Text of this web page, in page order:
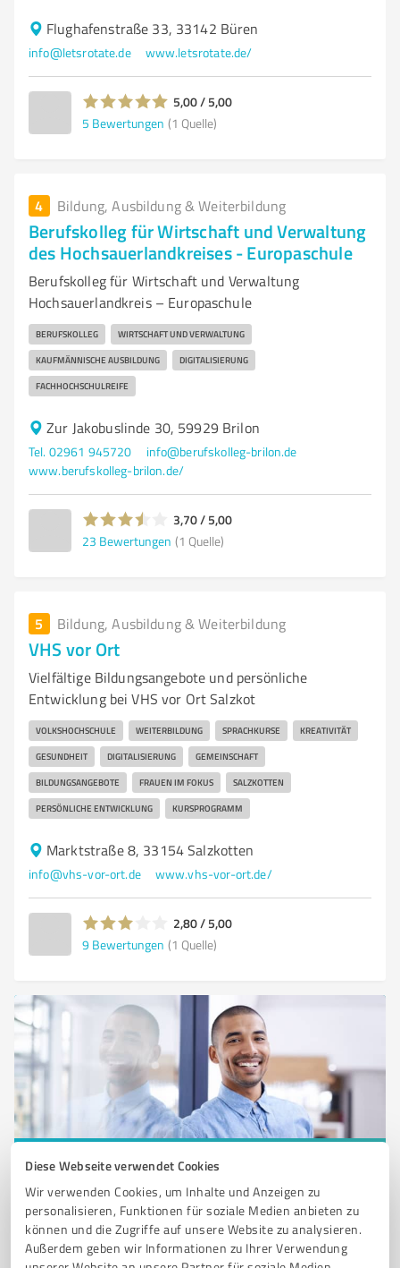
Diese Webseite verwendet Cookies
Wir verwenden Cookies, um Inhalte und Anzeigen zu
personalisieren, Funktionen für soziale Medien anbieten zu
können und die Zugriffe auf unsere Website zu analysieren.
Außerdem geben wir Informationen zu Ihrer Verwendung
Flughafenstraße 33, 33142 Büren
info@letsrotate.de www.letsrotate.de/
5,00 / 5,00
5 Bewertungen (1 Quelle)
4 Bildung, Ausbildung & Weiterbildung
Berufskolleg für Wirtschaft und Verwaltung
des Hochsauerlandkreises - Europaschule
Berufskolleg für Wirtschaft und Verwaltung
Hochsauerlandkreis – Europaschule
BERUFSKOLLEG WIRTSCHAFT UND VERWALTUNG
KAUFMÄNNISCHE AUSBILDUNG DIGITALISIERUNG
FACHHOCHSCHULREIFE
Zur Jakobuslinde 30, 59929 Brilon
Tel. 02961 945720
info@berufskolleg-brilon.de
www.berufskolleg-brilon.de/
3,70 / 5,00
23 Bewertungen (1 Quelle)
5 Bildung, Ausbildung & Weiterbildung
VHS vor Ort
Vielfältige Bildungsangebote und persönliche
Entwicklung bei VHS vor Ort Salzkot
VOLKSHOCHSCHULE WEITERBILDUNG SPRACHKURSE KREATIVITÄT
GESUNDHEIT DIGITALISIERUNG GEMEINSCHAFT
BILDUNGSANGEBOTE FRAUEN IM FOKUS SALZKOTTEN
PERSÖNLICHE ENTWICKLUNG KURSPROGRAMM
Marktstraße 8, 33154 Salzkotten
info@vhs-vor-ort.de www.vhs-vor-ort.de/
2,80 / 5,00
9 Bewertungen (1 Quelle)
Sie möchten auch hier gelistet werden?
Registrieren Sie sich jetzt und werden Sie ein von
Kunden empfohlener ProvenExpert!